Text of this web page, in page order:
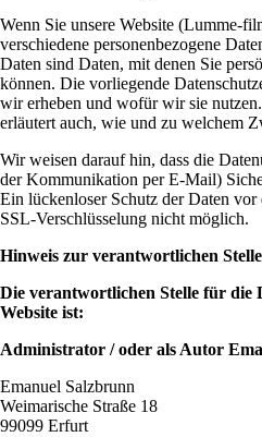
Wenn Sie unsere Website (Lumme-
verschiedene personenbezogene
Daten sind Daten, mit denen Sie
können. Die vorliegende
wir erheben und wofür wir sie
erläutert auch, wie und zu welchem
Wir weisen darauf hin, dass die
der Kommunikation per E-Mail)
Ein lückenloser Schutz der Daten
SSL-Verschlüsselung nicht möglich.
Hinweis zur verantwortlichen Stelle
Die verantwortlichen Stelle für die
Website ist:
Administrator / oder als Autor
Emanuel Salzbrunn
Weimarische Straße 18
99099 Erfurt